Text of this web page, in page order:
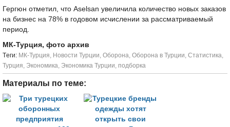
Гергюн отметил, что Aselsan увеличила количество новых заказов
на бизнес на 78% в годовом исчислении за рассматриваемый
период.
МК-Турция, фото архив
Tеги: МК-Турция, Новости Турции, Оборона, Оборона в Турции, Статистика,
Турция, Экономика, Экономика Турции, подборка
Материалы по теме: